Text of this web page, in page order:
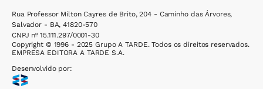
Rua Professor Milton Cayres de Brito, 204 - Caminho das Árvores,
Salvador - BA, 41820-570
CNPJ nº 15.111.297/0001-30
Copyright © 1996 - 2025 Grupo A TARDE. Todos os direitos reservados.
EMPRESA EDITORA A TARDE S.A.
Desenvolvido por: